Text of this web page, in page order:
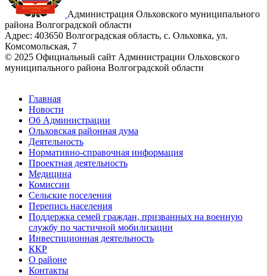
Администрация Ольховского муниципального
района Волгоградской области
Адрес: 403650 Волгоградская область, с. Ольховка, ул.
Комсомольская, 7
© 2025 Официальный сайт Администрации Ольховского
муниципального района Волгоградской области
Главная
Новости
Об Администрации
Ольховская районная дума
Деятельность
Нормативно-справочная информация
Проектная деятельность
Медицина
Комиссии
Сельские поселения
Перепись населения
Поддержка семей граждан, призванных на военную
службу по частичной мобилизации
Инвестиционная деятельность
ККР
О районе
Контакты